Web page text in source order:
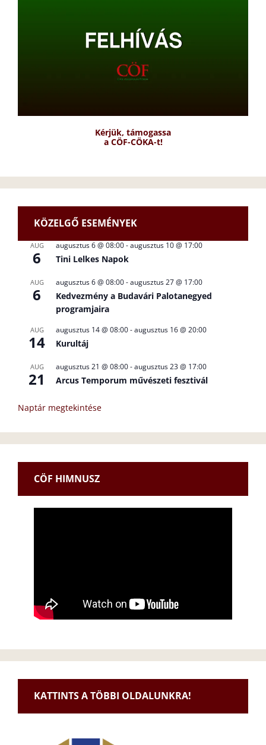
Kérjük, támogassa
a CÖF-CÖKA-t!
KÖZELGŐ ESEMÉNYEK
AUG
6
augusztus 6 @ 08:00-augusztus 10 @ 17:00
Tini Lelkes Napok
AUG
6
augusztus 6 @ 08:00-augusztus 27 @ 17:00
Kedvezmény a Budavári Palotanegyed
programjaira
AUG
14
augusztus 14 @ 08:00-augusztus 16 @ 20:00
Kurultáj
AUG
21
augusztus 21 @ 08:00-augusztus 23 @ 17:00
Arcus Temporum művészeti fesztivál
Naptár megtekintése
CÖF HIMNUSZ
KATTINTS A TÖBBI OLDALUNKRA!